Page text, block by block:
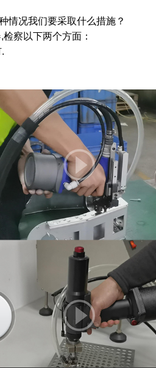
况我们要采取什么措施？
察以下两个方面：